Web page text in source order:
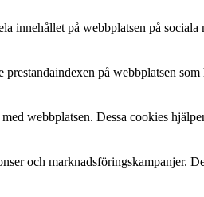
innehållet på webbplatsen på
på webbplatsen
webbplatsen. Dessa cookies
och marknadsföringskampanjer.